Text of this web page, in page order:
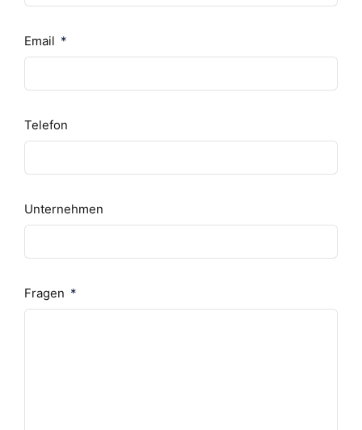
Email
Telefon
Unternehmen
Fragen